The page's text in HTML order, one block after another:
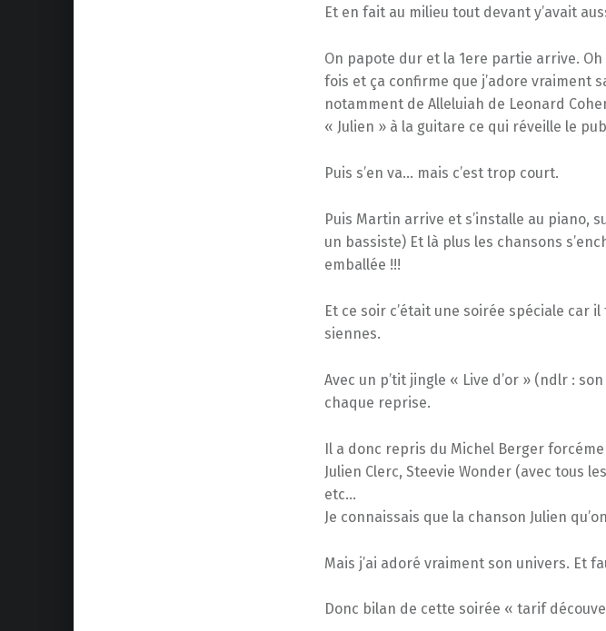
Et en fait au milieu tout devant y’avait
On papote dur et la 1ere partie arrive. Oh
fois et ça confirme que j’adore vraiment
notamment de Alleluiah de Leonard
« Julien » à la guitare ce qui réveille le
Puis s’en va… mais c’est trop court.
Puis Martin arrive et s’installe au piano,
un bassiste) Et là plus les chansons
emballée !!!
Et ce soir c’était une soirée spéciale car
siennes.
Avec un p’tit jingle « Live d’or » (ndlr :
chaque reprise.
Il a donc repris du Michel Berger
Julien Clerc, Steevie Wonder (avec tous
etc…
Je connaissais que la chanson Julien
Mais j’ai adoré vraiment son univers. Et
Donc bilan de cette soirée « tarif